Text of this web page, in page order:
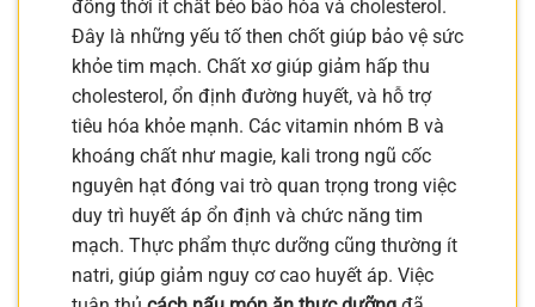
đồng thời ít chất béo bão hòa và cholesterol.
Đây là những yếu tố then chốt giúp bảo vệ sức
khỏe tim mạch. Chất xơ giúp giảm hấp thu
cholesterol, ổn định đường huyết, và hỗ trợ
tiêu hóa khỏe mạnh. Các vitamin nhóm B và
khoáng chất như magie, kali trong ngũ cốc
nguyên hạt đóng vai trò quan trọng trong việc
duy trì huyết áp ổn định và chức năng tim
mạch. Thực phẩm thực dưỡng cũng thường ít
natri, giúp giảm nguy cơ cao huyết áp. Việc